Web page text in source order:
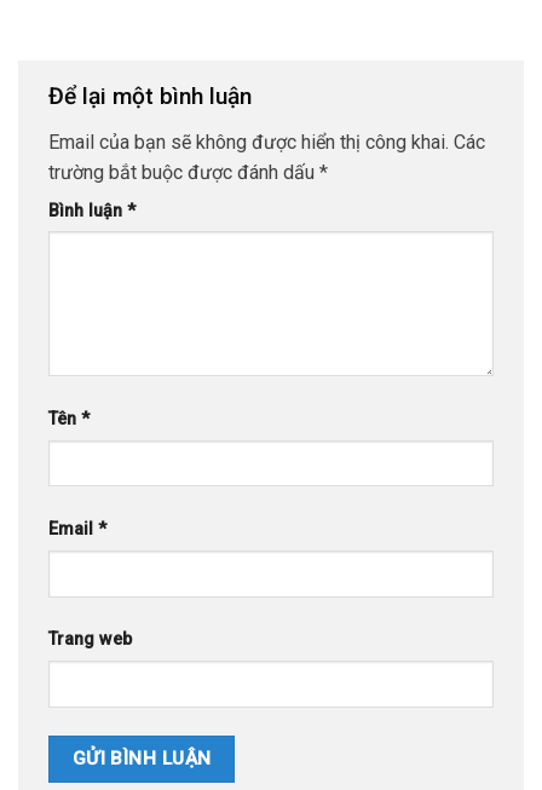
Để lại một bình luận
Email của bạn sẽ không được hiển thị công khai. Các
trường bắt buộc được đánh dấu *
Bình luận *
Tên *
Email *
Trang web